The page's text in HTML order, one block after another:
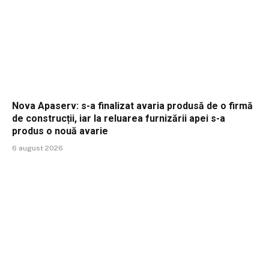
Nova Apaserv: s-a finalizat avaria produsă de o firmă
de construcții, iar la reluarea furnizării apei s-a
produs o nouă avarie
6 august 2026